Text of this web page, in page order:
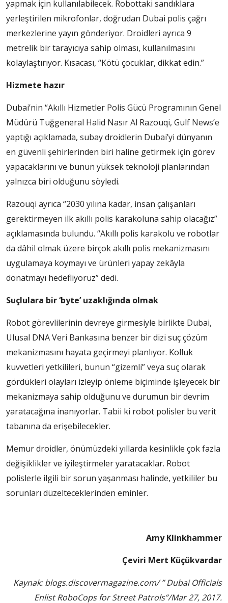
yapmak için kullanılabilecek. Robottaki sandıklara
yerleştirilen mikrofonlar, doğrudan Dubai polis çağrı
merkezlerine yayın gönderiyor. Droidleri ayrıca 9
metrelik bir tarayıcıya sahip olması, kullanılmasını
kolaylaştırıyor. Kısacası, “Kötü çocuklar, dikkat edin.”
Hizmete hazır
Dubai’nin “Akıllı Hizmetler Polis Gücü Programının Genel
Müdürü Tuğgeneral Halid Nasır Al Razouqi, Gulf News’e
yaptığı açıklamada, subay droidlerin Dubai’yi dünyanın
en güvenli şehirlerinden biri haline getirmek için görev
yapacaklarını ve bunun yüksek teknoloji planlarından
yalnızca biri olduğunu söyledi.
Razouqi ayrıca “2030 yılına kadar, insan çalışanları
gerektirmeyen ilk akıllı polis karakoluna sahip olacağız”
açıklamasında bulundu. “Akıllı polis karakolu ve robotlar
da dâhil olmak üzere birçok akıllı polis mekanizmasını
uygulamaya koymayı ve ürünleri yapay zekâyla
donatmayı hedefliyoruz” dedi.
Suçlulara bir ‘byte’ uzaklığında olmak
Robot görevlilerinin devreye girmesiyle birlikte Dubai,
Ulusal DNA Veri Bankasına benzer bir dizi suç çözüm
mekanizmasını hayata geçirmeyi planlıyor. Kolluk
kuvvetleri yetkilileri, bunun “gizemli” veya suç olarak
gördükleri olayları izleyip önleme biçiminde işleyecek bir
mekanizmaya sahip olduğunu ve durumun bir devrim
yaratacağına inanıyorlar. Tabii ki robot polisler bu verit
tabanına da erişebilecekler.
Memur droidler, önümüzdeki yıllarda kesinlikle çok fazla
değişiklikler ve iyileştirmeler yaratacaklar. Robot
polislerle ilgili bir sorun yaşanması halinde, yetkililer bu
sorunları düzelteceklerinden eminler.
Amy Klinkhammer
Çeviri Mert Küçükvardar
Kaynak: blogs.discovermagazine.com/ ” Dubai Officials
Enlist RoboCops for Street Patrols”/Mar 27, 2017.